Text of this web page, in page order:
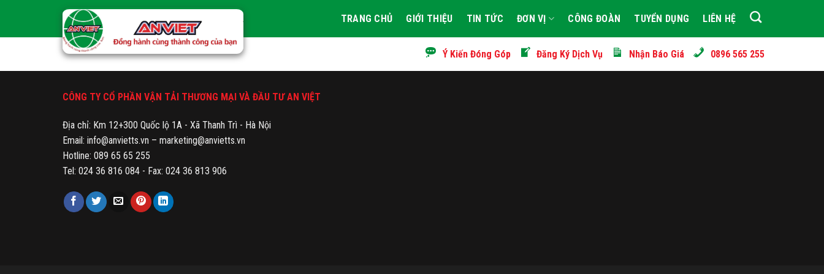
content
TRANG CHỦ GIỚI THIỆU TIN TỨC ĐƠN VỊ CÔNG ĐOÀN TUYỂN DỤNG LIÊN HỆ
Ý Kiến Đóng Góp Đăng Ký Dịch Vụ Nhận Báo Giá 0896 565 255
CÔNG TY CỔ PHẦN VẬN TẢI THƯƠNG MẠI VÀ ĐẦU TƯ AN VIỆT
Địa chỉ: Km 12+300 Quốc lộ 1A - Xã Thanh Trì - Hà Nội
Email: info@anvietts.vn – marketing@anvietts.vn
Hotline: 089 65 65 255
Tel: 024 36 816 084 - Fax: 024 36 813 906